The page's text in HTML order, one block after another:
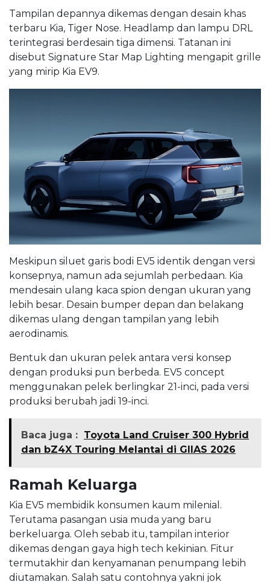
Tampilan depannya dikemas dengan desain khas
terbaru Kia, Tiger Nose. Headlamp dan lampu DRL
terintegrasi berdesain tiga dimensi. Tatanan ini
disebut Signature Star Map Lighting mengapit grille
yang mirip Kia EV9.
Meskipun siluet garis bodi EV5 identik dengan versi
konsepnya, namun ada sejumlah perbedaan. Kia
mendesain ulang kaca spion dengan ukuran yang
lebih besar. Desain bumper depan dan belakang
dikemas ulang dengan tampilan yang lebih
aerodinamis.
Bentuk dan ukuran pelek antara versi konsep
dengan produksi pun berbeda. EV5 concept
menggunakan pelek berlingkar 21-inci, pada versi
produksi berubah jadi 19-inci.
Baca juga : Toyota Land Cruiser 300 Hybrid
dan bZ4X Touring Melantai di GIIAS 2026
Ramah Keluarga
Kia EV5 membidik konsumen kaum milenial.
Terutama pasangan usia muda yang baru
berkeluarga. Oleh sebab itu, tampilan interior
dikemas dengan gaya high tech kekinian. Fitur
termutakhir dan kenyamanan penumpang lebih
diutamakan. Salah satu contohnya yakni jok